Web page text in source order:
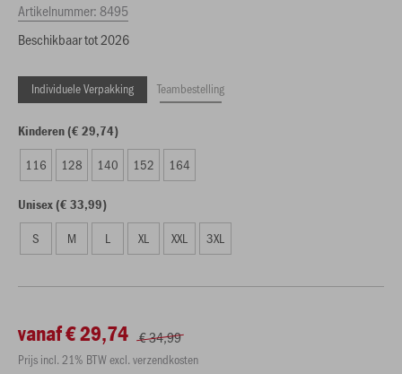
Artikelnummer:8495
Beschikbaar tot 2026
Individuele Verpakking Teambestelling
Kinderen (€ 29,74)
116 128 140 152 164
Unisex (€ 33,99)
S M L XL XXL 3XL
vanaf € 29,74 € 34,99
Prijs incl. 21% BTW excl. verzendkosten